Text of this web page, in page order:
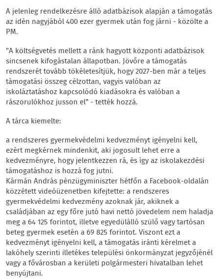
A jelenleg rendelkezésre álló adatbázisok alapján a támogatás
az idén nagyjából 400 ezer gyermek után fog járni - közölte a
PM.
"A költségvetés mellett a ránk hagyott központi adatbázisok
sincsenek kifogástalan állapotban. Jövőre a támogatás
rendszerét tovább tökéletesítjük, hogy 2027-ben már a teljes
támogatási összeg célzottan, vagyis valóban az
iskoláztatáshoz kapcsolódó kiadásokra és valóban a
rászorulókhoz jusson el" - tették hozzá.
A tárca kiemelte:
a rendszeres gyermekvédelmi kedvezményt igényelni kell,
ezért megkérnek mindenkit, aki jogosult lehet erre a
kedvezményre, hogy jelentkezzen rá, és így az iskolakezdési
támogatáshoz is hozzá fog jutni.
Kármán András pénzügyminiszter hétfőn a Facebook-oldalán
közzétett videóüzenetben kifejtette: a rendszeres
gyermekvédelmi kedvezmény azoknak jár, akiknek a
családjában az egy főre jutó havi nettó jövedelem nem haladja
meg a 64 125 forintot, illetve egyedülálló szülő vagy tartósan
beteg gyermek esetén a 69 825 forintot. Viszont ezt a
kedvezményt igényelni kell, a támogatás iránti kérelmet a
lakóhely szerinti illetékes települési önkormányzat jegyzőjénél
vagy a fővárosban a kerületi polgármesteri hivatalban lehet
benyújtani.